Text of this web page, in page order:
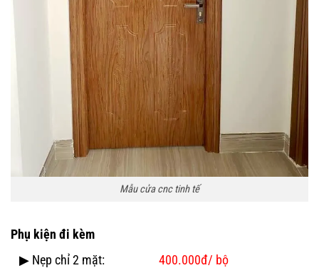
Mẫu cửa cnc tinh tế
Phụ kiện đi kèm
▶ Nẹp chỉ 2 mặt:
400.000đ/ bộ